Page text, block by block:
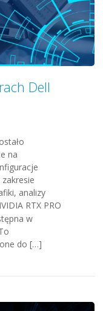
Dell
na
analizy
RTX PRO
w
do […]